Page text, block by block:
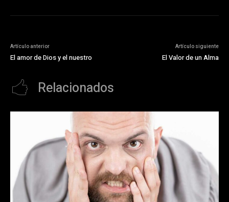
Artículo anterior
El amor de Dios y el nuestro
Artículo siguiente
El Valor de un Alma
Relacionados